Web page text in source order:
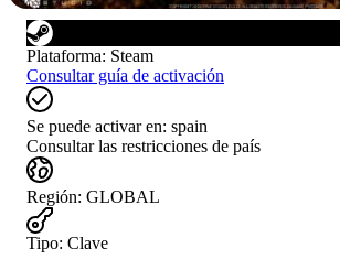
Plataforma: Steam
Consultar guía de activación
Se puede activar en: spain
Consultar las restricciones de país
Región: GLOBAL
Tipo: Clave